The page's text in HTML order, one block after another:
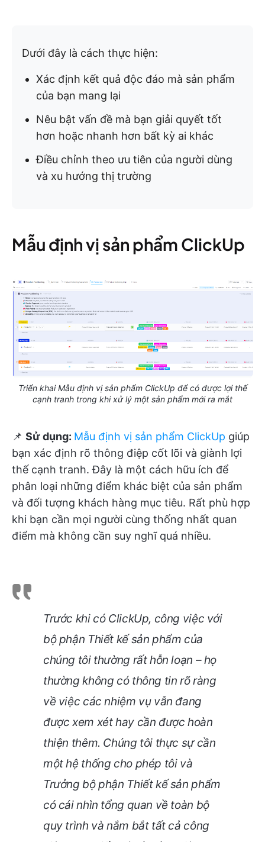
Dưới đây là cách thực hiện:
Xác định kết quả độc đáo mà sản phẩm
của bạn mang lại
Nêu bật vấn đề mà bạn giải quyết tốt
hơn hoặc nhanh hơn bất kỳ ai khác
Điều chỉnh theo ưu tiên của người dùng
và xu hướng thị trường
Mẫu định vị sản phẩm ClickUp
Triển khai Mẫu định vị sản phẩm ClickUp để có được lợi thế
cạnh tranh trong khi xử lý một sản phẩm mới ra mắt
📌 Sử dụng: Mẫu định vị sản phẩm ClickUp giúp
bạn xác định rõ thông điệp cốt lõi và giành lợi
thế cạnh tranh. Đây là một cách hữu ích để
phân loại những điểm khác biệt của sản phẩm
và đối tượng khách hàng mục tiêu. Rất phù hợp
khi bạn cần mọi người cùng thống nhất quan
điểm mà không cần suy nghĩ quá nhiều.
Trước khi có ClickUp, công việc với
bộ phận Thiết kế sản phẩm của
chúng tôi thường rất hỗn loạn – họ
thường không có thông tin rõ ràng
về việc các nhiệm vụ vẫn đang
được xem xét hay cần được hoàn
thiện thêm. Chúng tôi thực sự cần
một hệ thống cho phép tôi và
Trưởng bộ phận Thiết kế sản phẩm
có cái nhìn tổng quan về toàn bộ
quy trình và nắm bắt tất cả công